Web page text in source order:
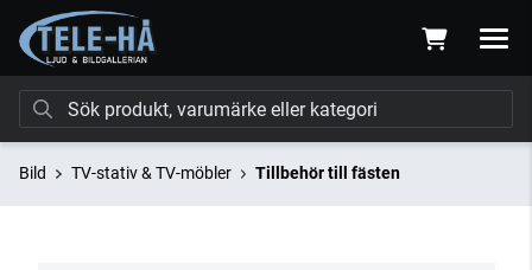
Bild TV-stativ & TV-möbler Tillbehör till fästen